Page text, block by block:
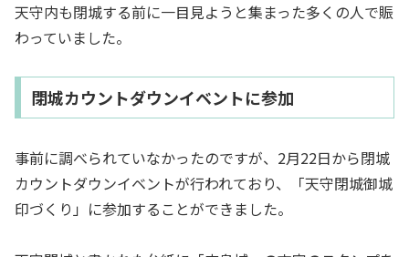
天守内も閉城する前に一目見ようと集まった多くの人で賑
わっていました。
閉城カウントダウンイベントに参加
事前に調べられていなかったのですが、2月22日から閉城
カウントダウンイベントが行われており、「天守閉城御城
印づくり」に参加することができました。